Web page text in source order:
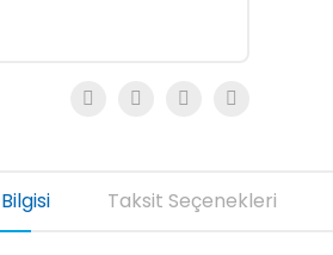
Taksit Seçenekleri